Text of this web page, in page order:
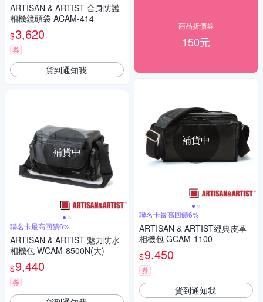
ARTISAN & ARTIST 合身防護
相機鏡頭袋 ACAM-414
$3,620
券
貨到通知我
補貨中
聯名卡最高回饋6%
ARTISAN & ARTIST 魅力防水
相機包 WCAM-8500N(大)
$9,440
券
商品折價券
150元
補貨中
聯名卡最高回饋6%
ARTISAN & ARTIST經典皮革
相機包 GCAM-1100
$9,450
券
貨到通知我